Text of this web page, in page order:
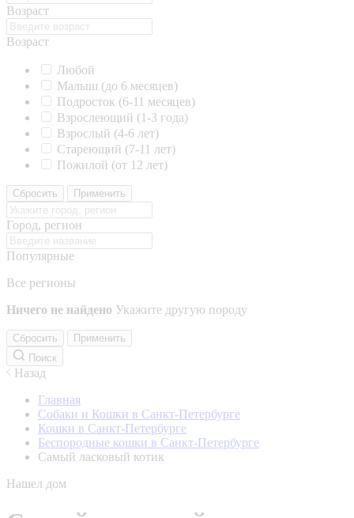
Возраст
Возраст
Любой
Малыш (до 6 месяцев)
Подросток (6-11 месяцев)
Взрослеющий (1-3 года)
Взрослый (4-6 лет)
Стареющий (7-11 лет)
Пожилой (от 12 лет)
Сбросить Применить
Город, регион
Популярные
Все регионы
Ничего не найдено Укажите другую породу
Сбросить
Применить
Поиск
Назад
Главная
Собаки и Кошки в Санкт-Петербурге
Кошки в Санкт-Петербурге
Беспородные кошки в Санкт-Петербурге
Самый ласковый котик
Нашел дом